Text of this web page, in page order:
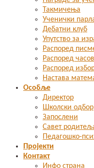
Такмичења
Ученички
Дебатни клуб
Упутство за
Распоред
Распоред
Распоред
Настава
Особље
Директор
Школски одбор
Запослени
Савет
Педагошко-
Пројекти
Контакт
Инфо страна